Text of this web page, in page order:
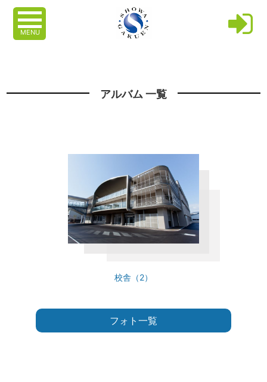
MENU
アルバム 一覧
校舎（2）
フォト一覧